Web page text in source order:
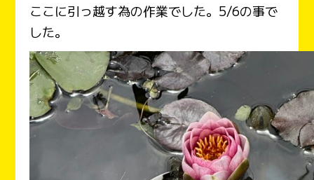
ここに引っ越す為の作業でした。5/6の事で
した。